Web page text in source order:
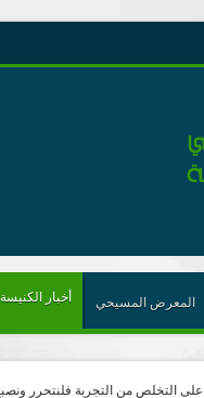
رئيس الجمهورية حول اللامركزية
في لبنان”
المعرض المسيحي أخبار الكنيسة